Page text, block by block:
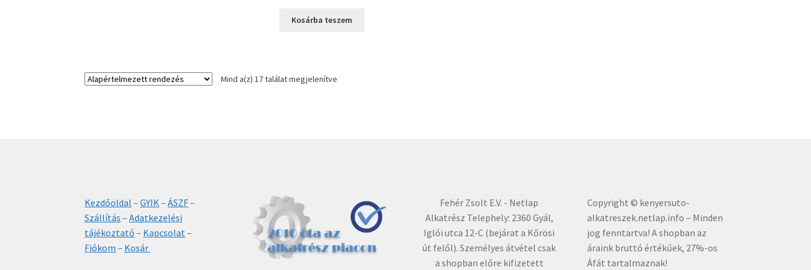
was:
is:
Kosárba teszem
Mind a(z) 17 találat megjelenítve
Kezdőoldal –GYIK–ÁSZF–
Szállítás –Adatkezelési
tájékoztató – Kapcsolat–
Fiókom – Kosár
Fehér Zsolt E.V. - Netlap
Alkatrész Telephely: 2360 Gyál,
Iglói utca 12-C (bejárat a Kőrösi
út felől). Személyes átvétel csak
a shopban előre kifizetett
Copyright © kenyersuto-
alkatreszek.netlap.info – Minden
jog fenntartva! A shopban az
áraink bruttó értékűek, 27%-os
Áfát tartalmaznak!